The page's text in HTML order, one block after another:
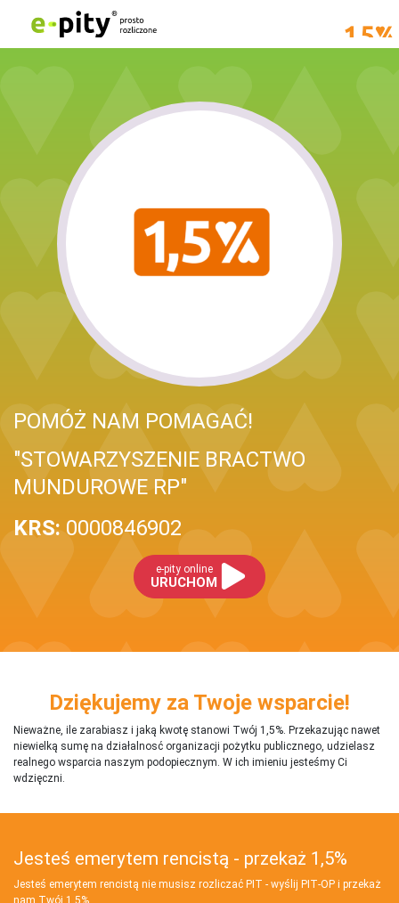
POMÓŻ NAM POMAGAĆ!
"STOWARZYSZENIE BRACTWO
MUNDUROWE RP"
KRS: 0000846902
e-pity online
URUCHOM
Dziękujemy za Twoje wsparcie!
Nieważne, ile zarabiasz i jaką kwotę stanowi Twój 1,5%. Przekazując nawet
niewielką sumę na działalnosć organizacji pożytku publicznego, udzielasz
realnego wsparcia naszym podopiecznym. W ich imieniu jesteśmy Ci
wdzięczni.
Jesteś emerytem rencistą - przekaż 1,5%
Jesteś emerytem rencistą nie musisz rozliczać PIT - wyślij PIT‑OP i przekaż
nam Twój 1,5%